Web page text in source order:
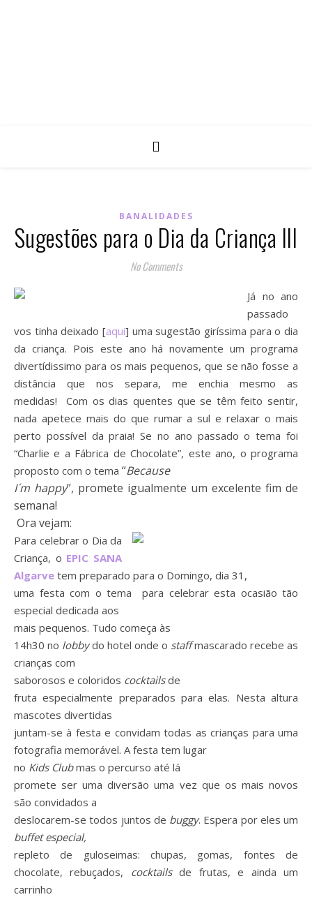
BANALIDADES
Sugestões para o Dia da Criança III
No Comments
Já no ano
passado
vos tinha deixado [aqui] uma sugestão giríssima para o dia
da criança. Pois este ano há novamente um programa
divertídissimo para os mais pequenos, que se não fosse a
distância que nos separa, me enchia mesmo as
medidas! Com os dias quentes que se têm feito sentir,
nada apetece mais do que rumar a sul e relaxar o mais
perto possível da praia! Se no ano passado o tema foi
“Charlie e a Fábrica de Chocolate”, este ano, o programa
proposto com o tema “Because
I´m happy”, promete igualmente um excelente fim de
semana!
Ora vejam:
Para celebrar o Dia da
Criança, o EPIC SANA
Algarve tem preparado para o Domingo, dia 31,
uma festa com o tema
para celebrar esta ocasião tão
especial dedicada aos
mais pequenos. Tudo começa às
14h30 no lobbydo hotel onde o staffmascarado recebe as
crianças com
saborosos e coloridos cocktailsde
fruta especialmente preparados para elas. Nesta altura
mascotes divertidas
juntam-se à festa e convidam todas as crianças para uma
fotografia memorável. A festa tem lugar
no Kids Clubmas o percurso até lá
promete ser uma diversão uma vez que os mais novos
são convidados a
deslocarem-se todos juntos de buggy. Espera por eles um
buffet especial,
repleto de guloseimas: chupas, gomas, fontes de
chocolate, rebuçados, cocktailsde frutas, e ainda um
carrinho